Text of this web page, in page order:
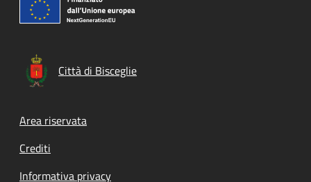
Città di Bisceglie
Footer menu
Area riservata
Crediti
Informativa privacy